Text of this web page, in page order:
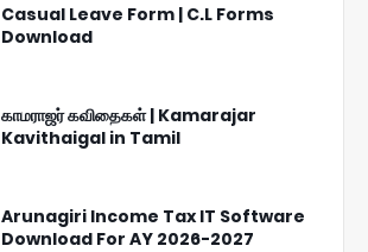
Casual Leave Form | C.L Forms
Download
காமராஜர் கவிதைகள் | Kamarajar
Kavithaigal in Tamil
Arunagiri Income Tax IT Software
Download For AY 2026-2027